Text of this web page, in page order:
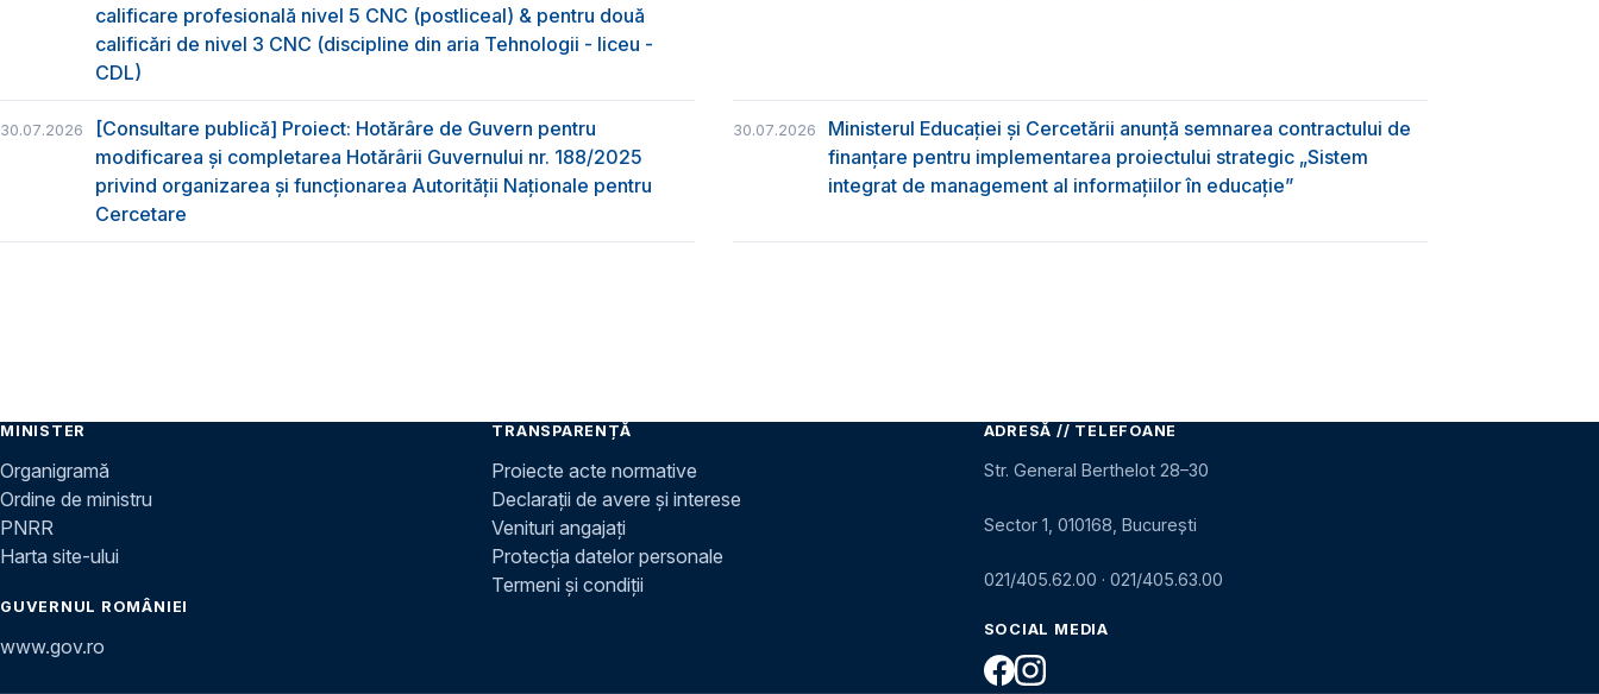
calificare profesională nivel 5 CNC (postliceal) & pentru două
calificări de nivel 3 CNC (discipline din aria Tehnologii - liceu -
CDL)
30.07.2026
[Consultare publică] Proiect: Hotărâre de Guvern pentru
modificarea și completarea Hotărârii Guvernului nr. 188/2025
privind organizarea şi funcţionarea Autorităţii Naţionale pentru
Cercetare
30.07.2026
Ministerul Educației și Cercetării anunță semnarea contractului de
finanțare pentru implementarea proiectului strategic „Sistem
integrat de management al informațiilor în educație”
MINISTER
Organigramă
Ordine de ministru
PNRR
Harta site-ului
GUVERNUL ROMÂNIEI
www.gov.ro
TRANSPARENȚĂ
Proiecte acte normative
Declarații de avere și interese
Venituri angajați
Protecția datelor personale
Termeni și condiții
ADRESĂ // TELEFOANE
Str. General Berthelot 28–30
Sector 1, 010168, București
021/405.62.00 · 021/405.63.00
SOCIAL MEDIA